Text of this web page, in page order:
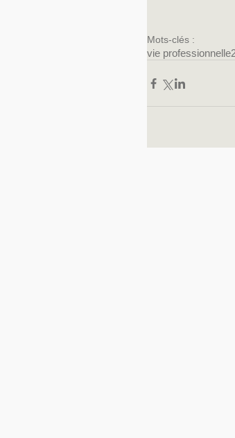
Mots-clés :
vie professionnelle